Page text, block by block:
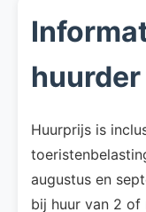
huurder
Huurprijs is
augustus en
bij huur van 2 of